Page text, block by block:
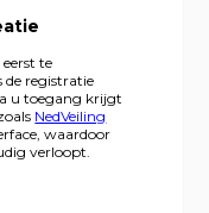
te
de registratie
u toegang krijgt
NedVeiling
waardoor
verloopt.